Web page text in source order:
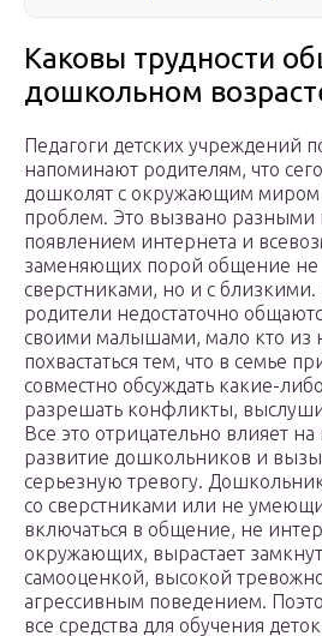
Каковы трудности
дошкольном
Педагоги детских учреждений
напоминают родителям, что
дошколят с окружающим миром
проблем. Это вызвано разными
появлением интернета и
заменяющих порой общение не
сверстниками, но и с близкими.
родители недостаточно
своими малышами, мало кто из
похвастаться тем, что в семье
совместно обсуждать какие-
разрешать конфликты,
Все это отрицательно влияет
развитие дошкольников и
серьезную тревогу.
со сверстниками или не
включаться в общение, не
окружающих, вырастает
самооценкой, высокой
агрессивным поведением.
все средства для обучения